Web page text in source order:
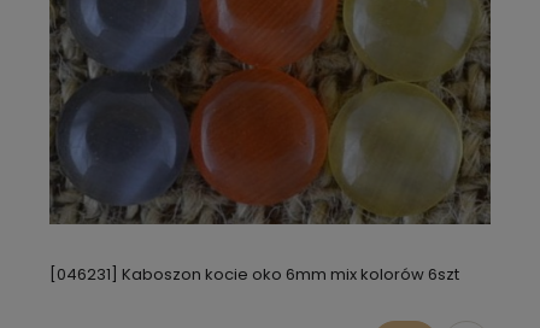
[046231] Kaboszon kocie oko 6mm mix kolorów 6szt